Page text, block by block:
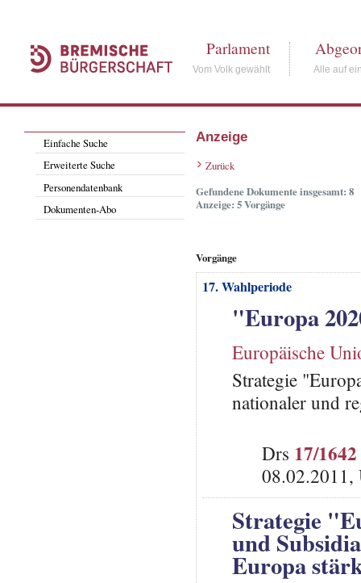
Parlament
Vom Volk gewählt Alle auf
Einfache Suche
Erweiterte Suche
Personendatenbank
Dokumenten-Abo
Anzeige
Zurück
Gefundene Dokumente insgesamt: 8
Anzeige: 5 Vorgänge
Vorgänge
17. Wahlperiode
"Europa
Europäische
Strategie
nationaler und
Drs 17/1642
08.02.2011,
Strategie
und
Europa